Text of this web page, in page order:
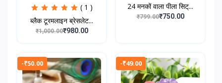
( 1 )
ब्लैक टूरमलाइन ब्रेसलेट...
₹1,000.00₹980.00
24 मनकों वाला पीला सिट्...
₹799.00₹750.00
-₹50.00 -₹49.00